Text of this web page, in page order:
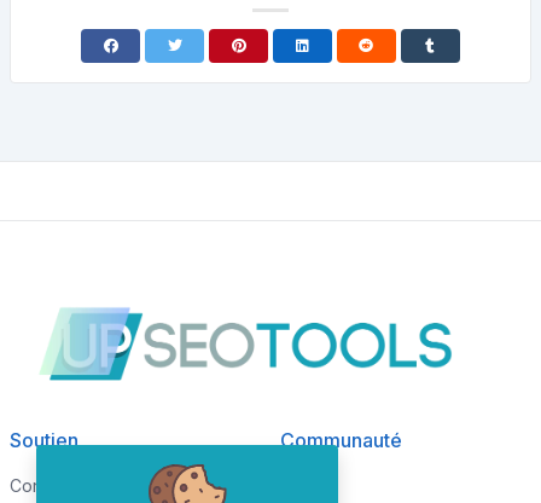
Soutien
Conditions de services
Communauté